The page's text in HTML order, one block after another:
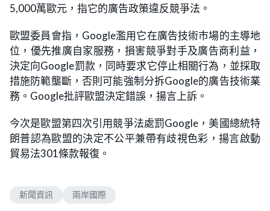
5,000萬歐元，指它的廣告政策違反競爭法。
歐盟委員會指，Google濫用它在廣告技術市場的主導地
位，優先推廣自家服務，損害競爭對手及廣告商利益，
決定向Google罰款，同時要求它停止相關行為，並採取
措施防範壟斷，否則可能強制分拆Google的廣告技術業
務。Google批評歐盟決定錯誤，揚言上訴。
今次是歐盟第四次引用競爭法處罰Google，美國總統特
朗普認為歐盟的決定不公平兼帶有歧視色彩，揚言啟動
貿易法301條款報復。
新聞資訊 兩岸國際